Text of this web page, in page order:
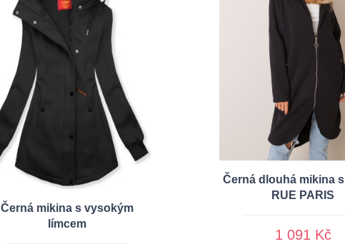
Černá mikina s vysokým
límcem
Černá dlouhá mikina
RUE PARIS
1 091 Kč